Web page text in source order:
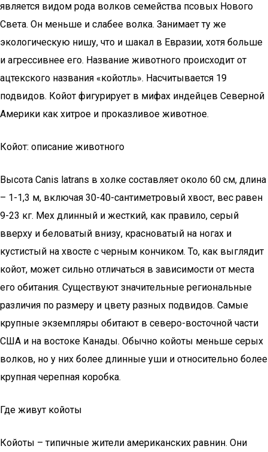
является видом рода волков семейства псовых Нового
Света. Он меньше и слабее волка. Занимает ту же
экологическую нишу, что и шакал в Евразии, хотя больше
и агрессивнее его. Название животного происходит от
ацтекского названия «койотль». Насчитывается 19
подвидов. Койот фигурирует в мифах индейцев Северной
Америки как хитрое и проказливое животное.
Койот: описание животного
Высота Canis latrans в холке составляет около 60 см, длина
– 1-1,3 м, включая 30-40-сантиметровый хвост, вес равен
9-23 кг. Мех длинный и жесткий, как правило, серый
вверху и беловатый внизу, красноватый на ногах и
кустистый на хвосте с черным кончиком. То, как выглядит
койот, может сильно отличаться в зависимости от места
его обитания. Существуют значительные региональные
различия по размеру и цвету разных подвидов. Самые
крупные экземпляры обитают в северо-восточной части
США и на востоке Канады. Обычно койоты меньше серых
волков, но у них более длинные уши и относительно более
крупная черепная коробка.
Где живут койоты
Койоты – типичные жители американских равнин. Они